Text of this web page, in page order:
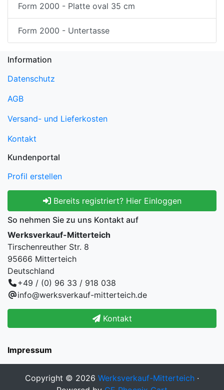
Form 2000 - Platte oval 35 cm
Form 2000 - Untertasse
Information
Datenschutz
AGB
Versand- und Lieferkosten
Kontakt
Kundenportal
Profil erstellen
Bereits registriert? Hier Einloggen
So nehmen Sie zu uns Kontakt auf
Werksverkauf-Mitterteich
Tirschenreuther Str. 8
95666 Mitterteich
Deutschland
+49 / (0) 96 33 / 918 038
info@werksverkauf-mitterteich.de
Kontakt
Impressum
Copyright © 2026 Werksverkauf-Mitterteich ·